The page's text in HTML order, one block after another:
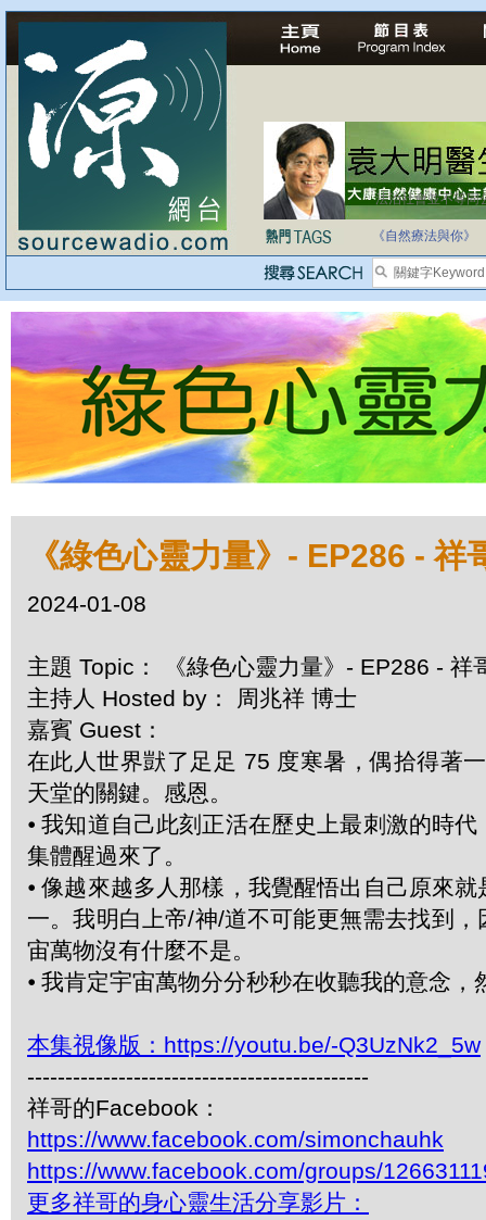
法治社會並不等同
自家教育合法化-
《自然療法與你》
《綠色心靈力量》- EP286 - 祥
2024-01-08
主題 Topic： 《綠色心靈力量》- EP286 - 祥
主持人 Hosted by： 周兆祥 博士
嘉賓 Guest：
在此人世界獃了足足 75 度寒暑，偶拾得著
天堂的關鍵。感恩。
⦁ 我知道自己此刻正活在歷史上最刺激的時
集體醒過來了。
⦁ 像越來越多人那樣，我覺醒悟出自己原來
一。我明白上帝/神/道不可能更無需去找到
宙萬物沒有什麼不是。
⦁ 我肯定宇宙萬物分分秒秒在收聽我的意念
本集視像版：https://youtu.be/-Q3UzNk2_5w
---------------------------------------------
祥哥的Facebook：
https://www.facebook.com/simonchauhk
https://www.facebook.com/groups/
更多祥哥的身心靈生活分享影片：